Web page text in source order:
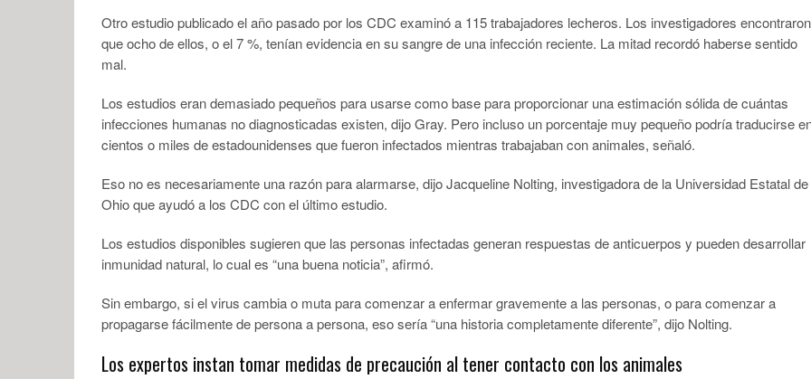
Otro estudio publicado el año pasado por los CDC examinó a 115 trabajadores lecheros. Los investigadores encontraron
que ocho de ellos, o el 7 %, tenían evidencia en su sangre de una infección reciente. La mitad recordó haberse sentido
mal.
Los estudios eran demasiado pequeños para usarse como base para proporcionar una estimación sólida de cuántas
infecciones humanas no diagnosticadas existen, dijo Gray. Pero incluso un porcentaje muy pequeño podría traducirse
cientos o miles de estadounidenses que fueron infectados mientras trabajaban con animales, señaló.
Eso no es necesariamente una razón para alarmarse, dijo Jacqueline Nolting, investigadora de la Universidad Estatal de
Ohio que ayudó a los CDC con el último estudio.
Los estudios disponibles sugieren que las personas infectadas generan respuestas de anticuerpos y pueden desarrollar
inmunidad natural, lo cual es “una buena noticia”, afirmó.
Sin embargo, si el virus cambia o muta para comenzar a enfermar gravemente a las personas, o para comenzar a
propagarse fácilmente de persona a persona, eso sería “una historia completamente diferente”, dijo Nolting.
Los expertos instan tomar medidas de precaución al tener contacto con los animales